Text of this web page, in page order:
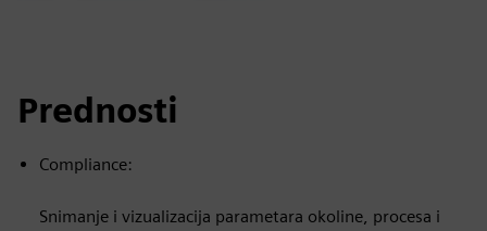
Prednosti
Compliance:
Snimanje i vizualizacija parametara okoline, procesa i